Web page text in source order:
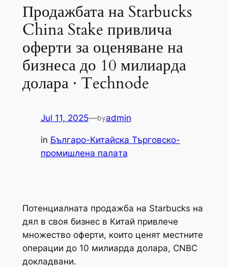
Продажбата на Starbucks
China Stake привлича
оферти за оценяване на
бизнеса до 10 милиарда
долара · Technode
Jul 11, 2025—byadmin
in Българо-Китайска Търговско-
промишлена палaта
Потенциалната продажба на Starbucks на
дял в своя бизнес в Китай привлече
множество оферти, които ценят местните
операции до 10 милиарда долара, CNBC
докладвани.